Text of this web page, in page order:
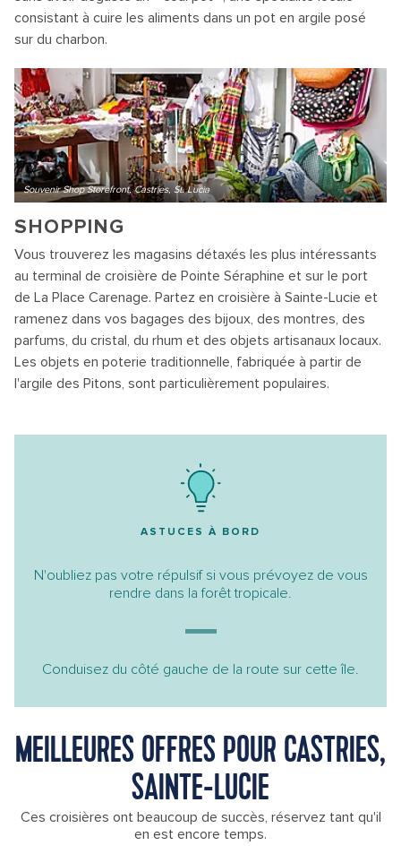
consistant à cuire les aliments dans un pot en argile posé
sur du charbon.
Souvenir Shop Storefront, Castries, St. Lucia
SHOPPING
Vous trouverez les magasins détaxés les plus intéressants
au terminal de croisière de Pointe Séraphine et sur le port
de La Place Carenage. Partez en croisière à Sainte-Lucie et
ramenez dans vos bagages des bijoux, des montres, des
parfums, du cristal, du rhum et des objets artisanaux locaux.
Les objets en poterie traditionnelle, fabriquée à partir de
l'argile des Pitons, sont particulièrement populaires.
ASTUCES À BORD
N'oubliez pas votre répulsif si vous prévoyez de vous
rendre dans la forêt tropicale.
Conduisez du côté gauche de la route sur cette île.
MEILLEURES OFFRES POUR CASTRIES,
SAINTE-LUCIE
Ces croisières ont beaucoup de succès, réservez tant qu'il
en est encore temps.